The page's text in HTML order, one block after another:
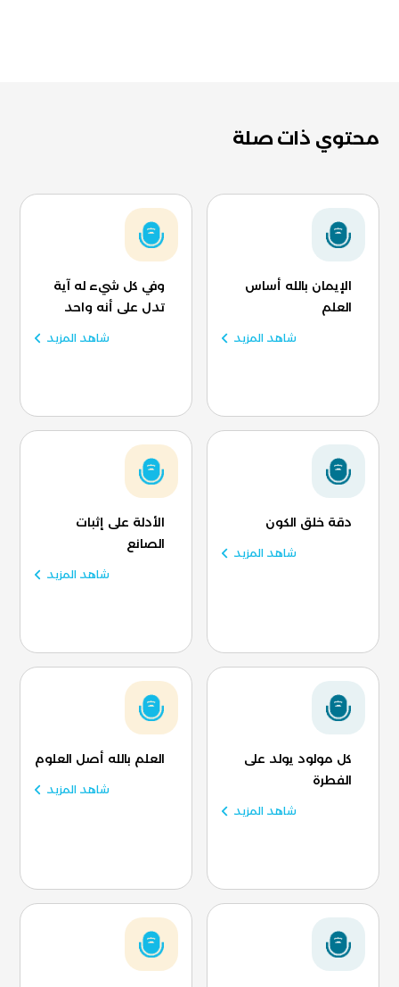
محتوي ذات صلة
الإيمان بالله أساس
العلم
شاهد المزيد
وفي كل شيء له آية
تدل على أنه واحد
شاهد المزيد
دقة خلق الكون
شاهد المزيد
الأدلة على إثبات
الصانع
شاهد المزيد
كل مولود يولد على
الفطرة
شاهد المزيد
العلم بالله أصل العلوم
شاهد المزيد